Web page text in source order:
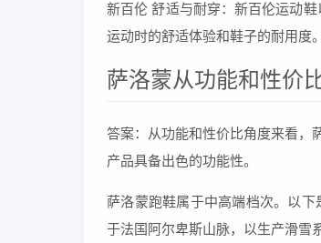
新百伦 舒适与耐穿：新百伦运动
运动时的舒适体验和鞋子的耐用度。
萨洛蒙从功能和性价
答案：从功能和性价比角度来看，
产品具备出色的功能性。
萨洛蒙跑鞋属于中高端档次。以
于法国阿尔卑斯山脉，以生产滑雪